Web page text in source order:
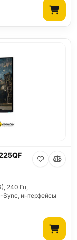
240 Гц,
Sync, интерфейсы